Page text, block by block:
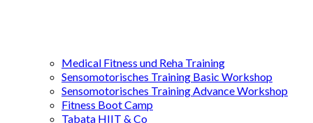
Medical Fitness und Reha Training
Sensomotorisches Training Basic Workshop
Sensomotorisches Training Advance Workshop
Fitness Boot Camp
Tabata HIIT & Co